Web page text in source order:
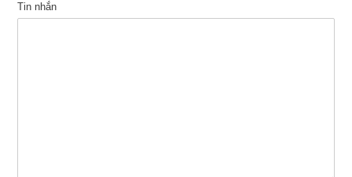
Tin nhắn